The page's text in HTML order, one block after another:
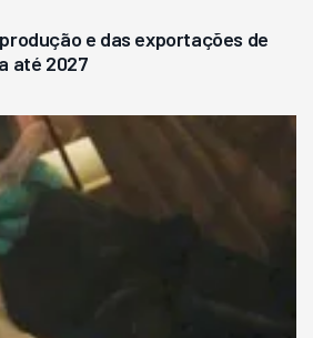
e das exportações de
até 2027